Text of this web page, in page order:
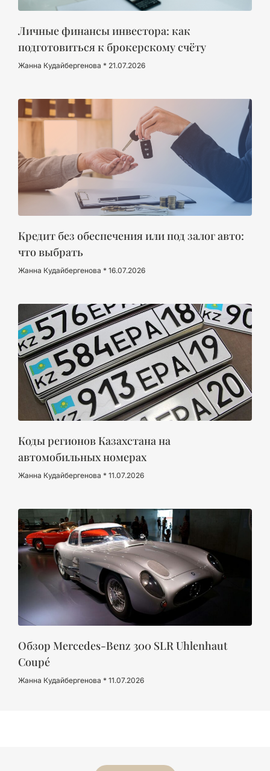
Личные финансы инвестора: как
подготовиться к брокерскому счёту
Жанна Кудайбергенова 21.07.2026
Кредит без обеспечения или под залог авто:
что выбрать
Жанна Кудайбергенова 16.07.2026
Коды регионов Казахстана на
автомобильных номерах
Жанна Кудайбергенова 11.07.2026
Обзор Mercedes-Benz 300 SLR Uhlenhaut
Coupé
Жанна Кудайбергенова 11.07.2026